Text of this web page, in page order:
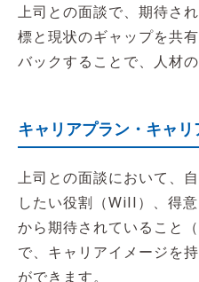
上司との面談で、期待さ
標と現状のギャップを共
バックすることで、人材の
キャリアプラン・キャリ
上司との面談において、
したい役割（Will）、得
から期待されていること
で、キャリアイメージを
ができます。